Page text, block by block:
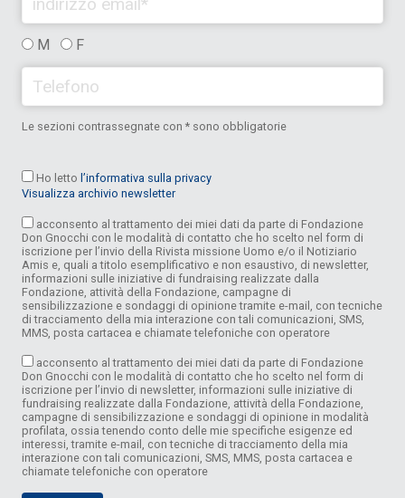
M F
Le sezioni contrassegnate con * sono obbligatorie
Ho letto l’informativa sulla privacy
Visualizza archivio newsletter
acconsento al trattamento dei miei dati da parte di Fondazione
Don Gnocchi con le modalità di contatto che ho scelto nel form di
iscrizione per l’invio della Rivista missione Uomo e/o il Notiziario
Amis e, quali a titolo esemplificativo e non esaustivo, di newsletter,
informazioni sulle iniziative di fundraising realizzate dalla
Fondazione, attività della Fondazione, campagne di
sensibilizzazione e sondaggi di opinione tramite e-mail, con tecniche
di tracciamento della mia interazione con tali comunicazioni, SMS,
MMS, posta cartacea e chiamate telefoniche con operatore
acconsento al trattamento dei miei dati da parte di Fondazione
Don Gnocchi con le modalità di contatto che ho scelto nel form di
iscrizione per l’invio di newsletter, informazioni sulle iniziative di
fundraising realizzate dalla Fondazione, attività della Fondazione,
campagne di sensibilizzazione e sondaggi di opinione in modalità
profilata, ossia tenendo conto delle mie specifiche esigenze ed
interessi, tramite e-mail, con tecniche di tracciamento della mia
interazione con tali comunicazioni, SMS, MMS, posta cartacea e
chiamate telefoniche con operatore